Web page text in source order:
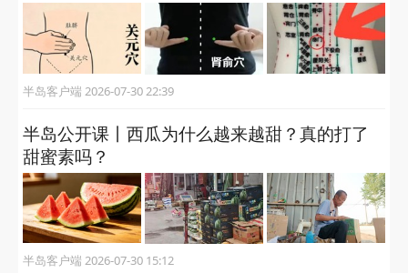
半岛客户端 2026-07-30 22:39
半岛公开课丨西瓜为什么越来越甜？真的打了
甜蜜素吗？
半岛客户端 2026-07-30 15:12